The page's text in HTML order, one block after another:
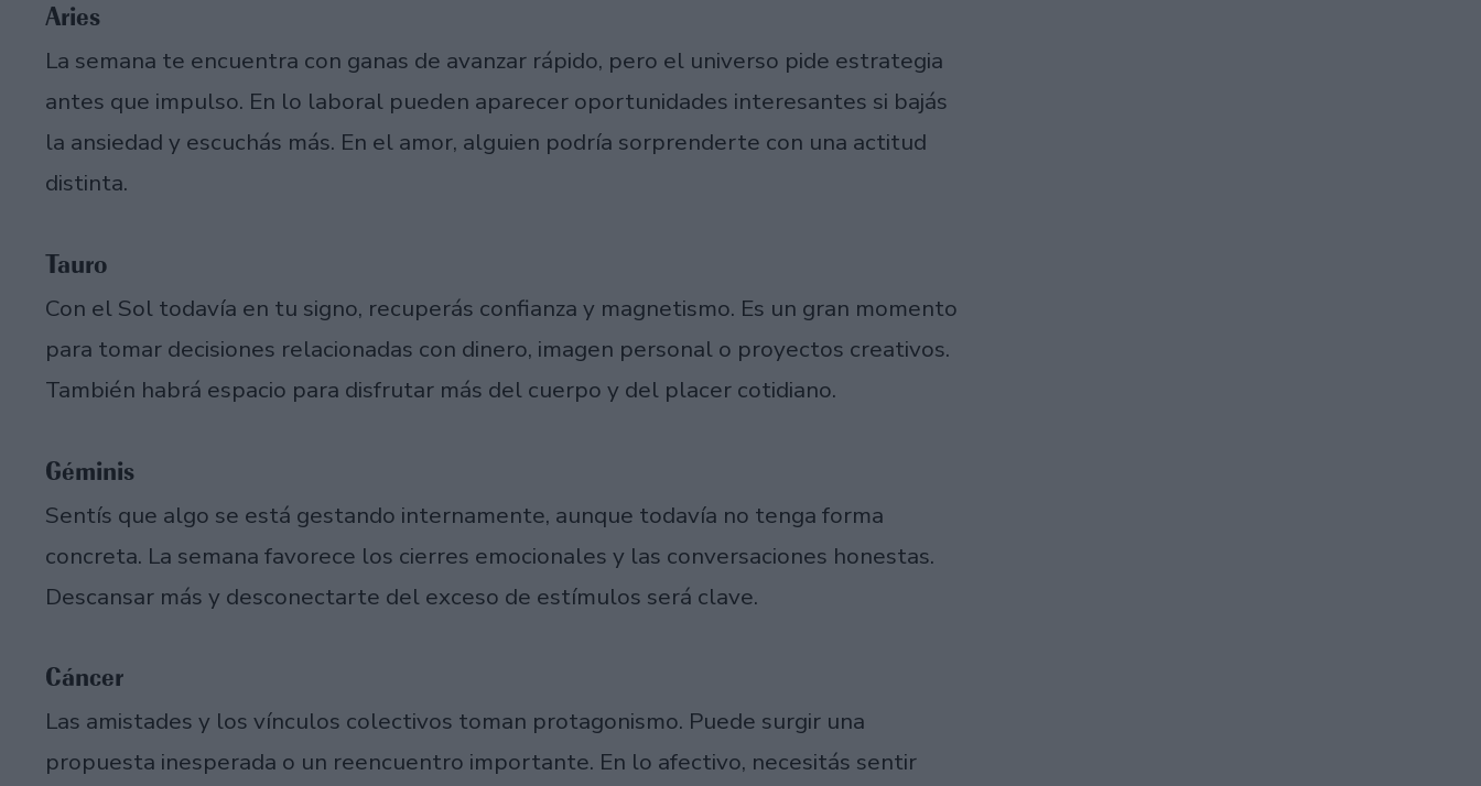
Aries
La semana te encuentra con ganas de avanzar rápido, pero el universo pide estrategia
antes que impulso. En lo laboral pueden aparecer oportunidades interesantes si bajás
la ansiedad y escuchás más. En el amor, alguien podría sorprenderte con una actitud
distinta.
Tauro
Con el Sol todavía en tu signo, recuperás confianza y magnetismo. Es un gran momento
para tomar decisiones relacionadas con dinero, imagen personal o proyectos creativos.
También habrá espacio para disfrutar más del cuerpo y del placer cotidiano.
Géminis
Sentís que algo se está gestando internamente, aunque todavía no tenga forma
concreta. La semana favorece los cierres emocionales y las conversaciones honestas.
Descansar más y desconectarte del exceso de estímulos será clave.
Cáncer
Las amistades y los vínculos colectivos toman protagonismo. Puede surgir una
propuesta inesperada o un reencuentro importante. En lo afectivo, necesitás sentir